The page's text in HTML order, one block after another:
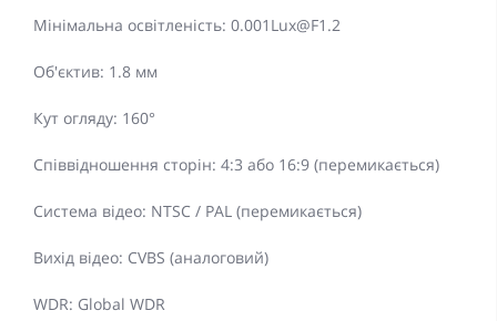
Мінімальна освітленість: 0.001Lux@F1.2
Об'єктив: 1.8 мм
Кут огляду: 160°
Співвідношення сторін: 4:3 або 16:9 (перемикається)
Система відео: NTSC / PAL (перемикається)
Вихід відео: CVBS (аналоговий)
WDR: Global WDR